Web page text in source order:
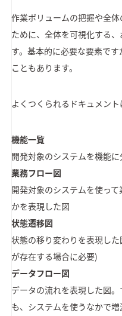
作業ボリュームの把握や全
ために、全体を可視化する
す。基本的に必要な要素で
こともあります。
よくつくられるドキュメント
機能一覧
開発対象のシステムを機能
業務フロー図
開発対象のシステムを使っ
かを表現した図
状態遷移図
状態の移り変わりを表現し
が存在する場合に必要)
データフロー図
データの流れを表現した図
も、システムを使うなかで